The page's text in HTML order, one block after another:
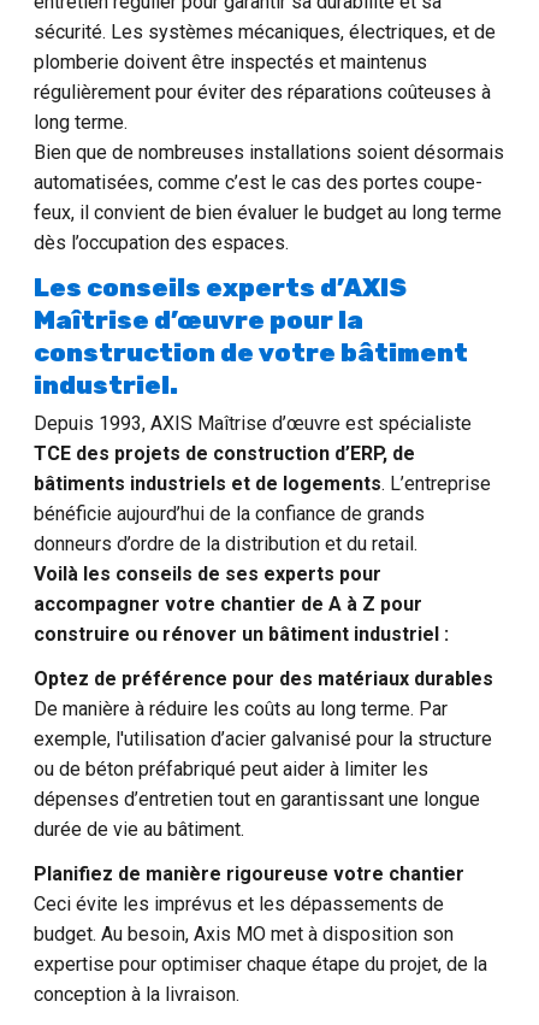
sécurité. Les systèmes mécaniques, électriques, et de
plomberie doivent être inspectés et maintenus
régulièrement pour éviter des réparations coûteuses à
long terme.
Bien que de nombreuses installations soient désormais
automatisées, comme c’est le cas des portes coupe-
feux, il convient de bien évaluer le budget au long terme
dès l’occupation des espaces.
Les conseils experts d’AXIS
Maîtrise d’œuvre pour la
construction de votre bâtiment
industriel.
Depuis 1993, AXIS Maîtrise d’œuvre est spécialiste
TCE des projets de construction d’ERP, de
bâtiments industriels et de logements. L’entreprise
bénéficie aujourd’hui de la confiance de grands
donneurs d’ordre de la distribution et du retail.
Voilà les conseils de ses experts pour
accompagner votre chantier de A à Z pour
construire ou rénover un bâtiment industriel :
Optez de préférence pour des matériaux durables
De manière à réduire les coûts au long terme. Par
exemple, l'utilisation d’acier galvanisé pour la structure
ou de béton préfabriqué peut aider à limiter les
dépenses d’entretien tout en garantissant une longue
durée de vie au bâtiment.
Planifiez de manière rigoureuse votre chantier
Ceci évite les imprévus et les dépassements de
budget. Au besoin, Axis MO met à disposition son
expertise pour optimiser chaque étape du projet, de la
conception à la livraison.